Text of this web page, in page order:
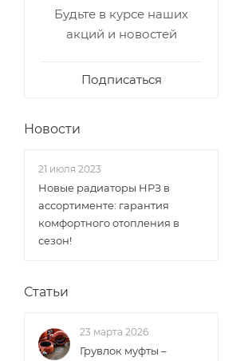
Будьте в курсе наших
акций и новостей
Подписаться
Новости
21 июля 2023
Новые радиаторы НРЗ в
ассортименте: гарантия
комфортного отопления в
сезон!
Статьи
23 марта 2026
Грувлок муфты –